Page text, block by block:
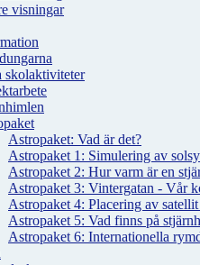
visningar
skolaktiviteter
Astropaket: Vad är det?
Astropaket 1: Simulering av
Astropaket 2: Hur varm är en
Astropaket 3: Vintergatan - Vår
Astropaket 4: Placering av
Astropaket 5: Vad finns på
Astropaket 6: Internationella